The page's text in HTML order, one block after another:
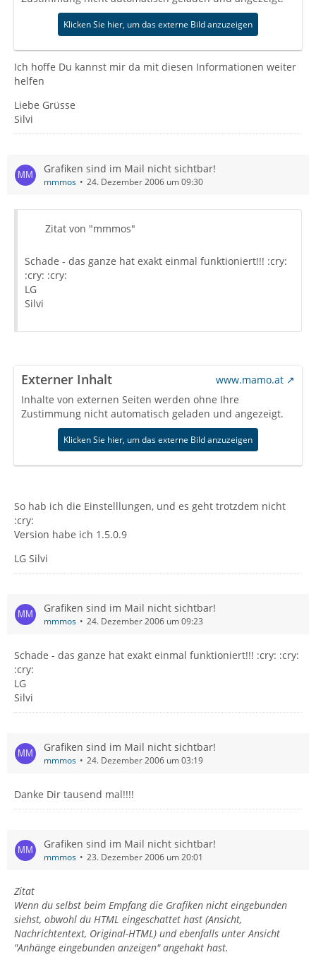
Klicken Sie hier, um das externe Bild anzuzeigen
Ich hoffe Du kannst mir da mit diesen Informationen weiter
helfen
Liebe Grüsse
Silvi
Grafiken sind im Mail nicht sichtbar!
mmmos 24. Dezember 2006 um 09:30
Zitat von "mmmos"
Schade - das ganze hat exakt einmal funktioniert!!! :cry:
:cry: :cry:
LG
Silvi
Externer Inhalt
www.mamo.at
Inhalte von externen Seiten werden ohne Ihre
Zustimmung nicht automatisch geladen und angezeigt.
Klicken Sie hier, um das externe Bild anzuzeigen
So hab ich die Einstelllungen, und es geht trotzdem nicht
:cry:
Version habe ich 1.5.0.9
LG Silvi
Grafiken sind im Mail nicht sichtbar!
mmmos 24. Dezember 2006 um 09:23
Schade - das ganze hat exakt einmal funktioniert!!! :cry: :cry:
:cry:
LG
Silvi
Grafiken sind im Mail nicht sichtbar!
mmmos 24. Dezember 2006 um 03:19
Danke Dir tausend mal!!!!
Grafiken sind im Mail nicht sichtbar!
mmmos 23. Dezember 2006 um 20:01
Zitat
Wenn du selbst beim Empfang die Grafiken nicht eingebunden
siehst, obwohl du HTML eingeschattet hast (Ansicht,
Nachrichtentext, Original-HTML) und ebenfalls unter Ansicht
"Anhänge eingebunden anzeigen" angehakt hast.